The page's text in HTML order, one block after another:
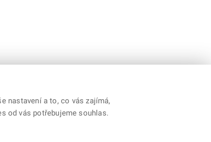
nastavení a to, co vás zajímá,
od vás potřebujeme souhlas.